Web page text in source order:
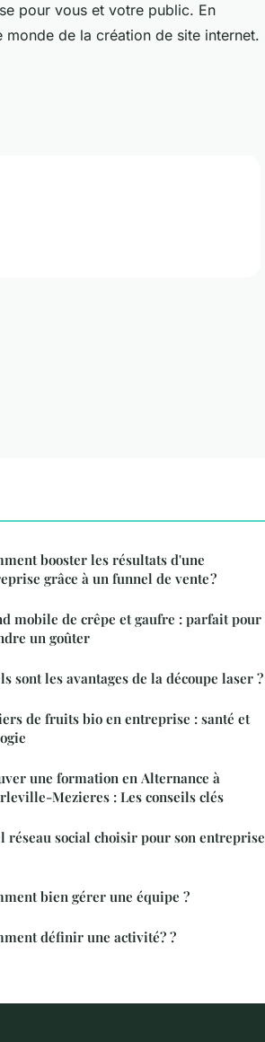
pour vous et votre public. En
de la création de site internet.
booster les résultats d'une
grâce à un funnel de vente ?
mobile de crêpe et gaufre : parfait pour
un goûter
sont les avantages de la découpe laser ?
de fruits bio en entreprise : santé et
une formation en Alternance à
Mezieres : Les conseils clés
réseau social choisir pour son entreprise
bien gérer une équipe ?
définir une activité? ?